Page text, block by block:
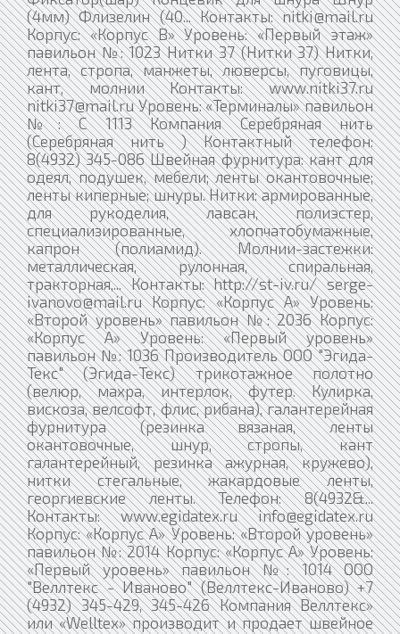
(4мм) Флизелин (40... Контакты: nitki@mail.ru
Корпус: «Корпус В» Уровень: «Первый этаж»
павильон №: 1023 Нитки 37 (Нитки 37) Нитки,
лента, стропа, манжеты, люверсы, пуговицы,
кант, молнии Контакты: www.nitki37.ru
nitki37@mail.ru Уровень: «Терминалы» павильон
№: С 1113 Компания Серебряная нить
(Серебряная нить ) Контактный телефон:
8(4932) 345-086 Швейная фурнитура: кант для
одеял, подушек, мебели; ленты окантовочные;
ленты киперные; шнуры. Нитки: армированные,
для рукоделия, лавсан, полиэстер,
специализированные, хлопчатобумажные,
капрон (полиамид). Молнии-застежки:
металлическая, рулонная, спиральная,
тракторная,... Контакты: http://st-iv.ru/ serge-
ivanovo@mail.ru Корпус: «Корпус А» Уровень:
«Второй уровень» павильон №: 2036 Корпус:
«Корпус А» Уровень: «Первый уровень»
павильон №: 1036 Производитель ООО "Эгида-
Текс" (Эгида-Текс) трикотажное полотно
(велюр, махра, интерлок, футер. Кулирка,
вискоза, велсофт, флис, рибана), галантерейная
фурнитура (резинка вязаная, ленты
окантовочные, шнур, стропы, кант
галантерейный, резинка ажурная, кружево),
нитки стегальные, жакардовые ленты,
георгиевские ленты. Телефон: 8(4932&...
Контакты: www.egidatex.ru info@egidatex.ru
Корпус: «Корпус А» Уровень: «Второй уровень»
павильон №: 2014 Корпус: «Корпус А» Уровень:
«Первый уровень» павильон №: 1014 ООО
"Веллтекс - Иваново" (Веллтекс-Иваново) +7
(4932) 345-429, 345-426 Компания Веллтекс»
или «Welltex» производит и продает швейное